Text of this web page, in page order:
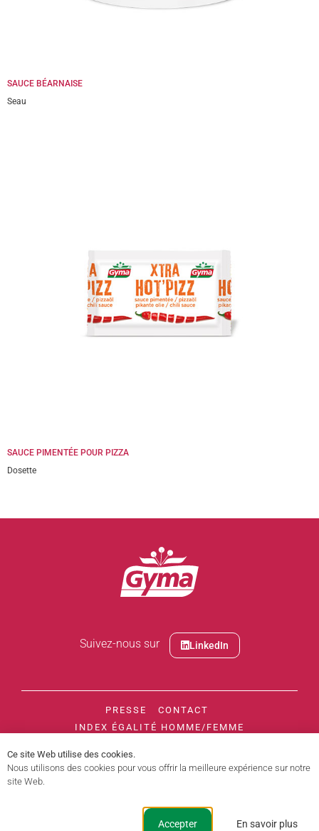
SAUCE BÉARNAISE
Seau
SAUCE PIMENTÉE POUR PIZZA
Dosette
Suivez-nous sur LinkedIn
PRESSE
CONTACT
INDEX ÉGALITÉ HOMME/FEMME
MENTIONS LÉGALES
Ce site Web utilise des cookies.
Nous utilisons des cookies pour vous offrir la meilleure expérience sur notre
site Web.
Accepter En savoir plus